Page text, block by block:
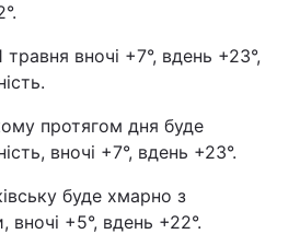
травня вночі +7°, вдень +23°,
протягом дня буде
вночі +7°, вдень +23°.
буде хмарно з
вночі +5°, вдень +22°.